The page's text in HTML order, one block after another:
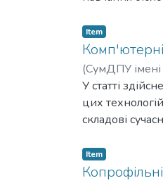
Item
(СумДПУ
У статті
цих
складові
Item